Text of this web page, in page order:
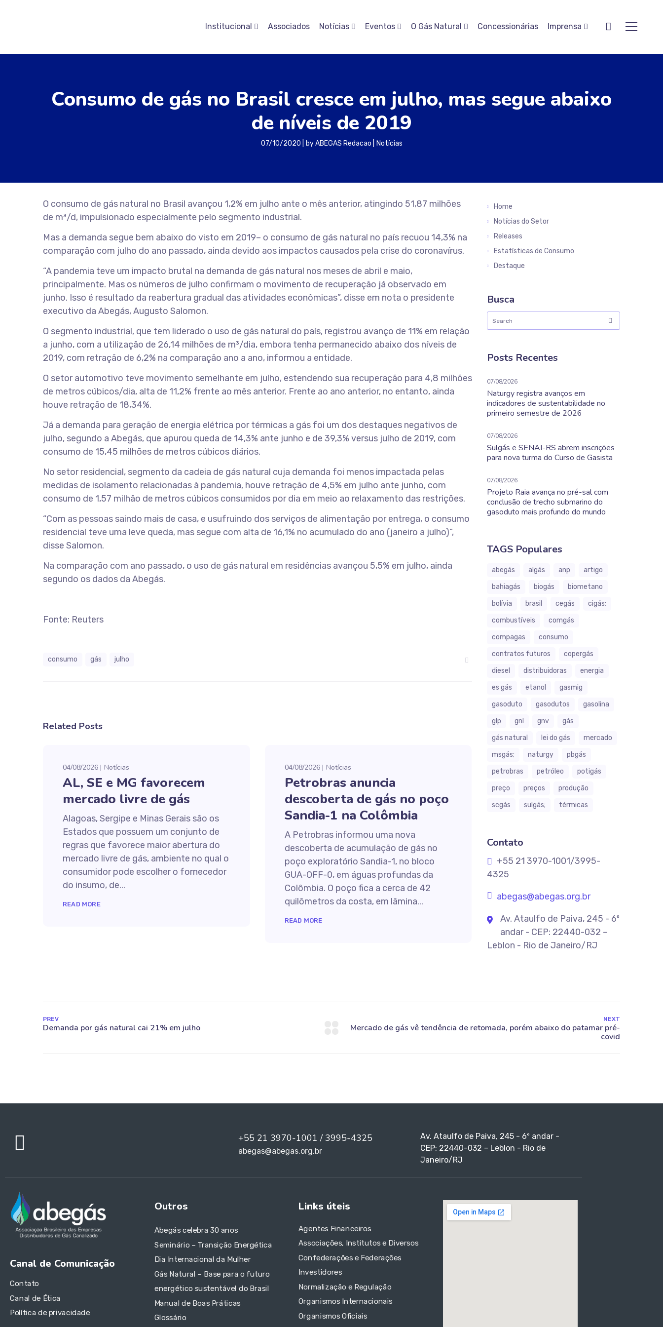
Institucional Associados Notícias Eventos O Gás Natural Concessionárias Imprensa
Consumo de gás no Brasil cresce em julho, mas segue abaixo
de níveis de 2019
07/10/2020 byABEGAS Redacao Notícias
O consumo de gás natural no Brasil avançou 1,2% em julho ante o mês anterior, atingindo 51,87 milhões
de m³/d, impulsionado especialmente pelo segmento industrial.
Mas a demanda segue bem abaixo do visto em 2019– o consumo de gás natural no país recuou 14,3% na
comparação com julho do ano passado, ainda devido aos impactos causados pela crise do coronavírus.
“A pandemia teve um impacto brutal na demanda de gás natural nos meses de abril e maio,
principalmente. Mas os números de julho confirmam o movimento de recuperação já observado em
junho. Isso é resultado da reabertura gradual das atividades econômicas”, disse em nota o presidente
executivo da Abegás, Augusto Salomon.
O segmento industrial, que tem liderado o uso de gás natural do país, registrou avanço de 11% em relação
a junho, com a utilização de 26,14 milhões de m³/dia, embora tenha permanecido abaixo dos níveis de
2019, com retração de 6,2% na comparação ano a ano, informou a entidade.
O setor automotivo teve movimento semelhante em julho, estendendo sua recuperação para 4,8 milhões
de metros cúbicos/dia, alta de 11,2% frente ao mês anterior. Frente ao ano anterior, no entanto, ainda
houve retração de 18,34%.
Já a demanda para geração de energia elétrica por térmicas a gás foi um dos destaques negativos de
julho, segundo a Abegás, que apurou queda de 14,3% ante junho e de 39,3% versus julho de 2019, com
consumo de 15,45 milhões de metros cúbicos diários.
No setor residencial, segmento da cadeia de gás natural cuja demanda foi menos impactada pelas
medidas de isolamento relacionadas à pandemia, houve retração de 4,5% em julho ante junho, com
consumo de 1,57 milhão de metros cúbicos consumidos por dia em meio ao relaxamento das restrições.
“Com as pessoas saindo mais de casa, e usufruindo dos serviços de alimentação por entrega, o consumo
residencial teve uma leve queda, mas segue com alta de 16,1% no acumulado do ano (janeiro a julho)”,
disse Salomon.
Na comparação com ano passado, o uso de gás natural em residências avançou 5,5% em julho, ainda
segundo os dados da Abegás.
Fonte: Reuters
consumo gás julho
Related Posts
04/08/2026 Notícias
AL, SE e MG favorecem
mercado livre de gás
Alagoas, Sergipe e Minas Gerais são os
Estados que possuem um conjunto de
regras que favorece maior abertura do
mercado livre de gás, ambiente no qual o
consumidor pode escolher o fornecedor
do insumo, de...
READ MORE
04/08/2026 Notícias
Petrobras anuncia
descoberta de gás no poço
Sandia-1 na Colômbia
A Petrobras informou uma nova
descoberta de acumulação de gás no
poço exploratório Sandia-1, no bloco
GUA-OFF-0, em águas profundas da
Colômbia. O poço fica a cerca de 42
quilômetros da costa, em lâmina...
READ MORE
Home
Notícias do Setor
Releases
Estatísticas de Consumo
Destaque
Busca
Posts Recentes
07/08/2026
Naturgy registra avanços em
indicadores de sustentabilidade no
primeiro semestre de 2026
07/08/2026
Sulgás e SENAI-RS abrem inscrições
para nova turma do Curso de Gasista
07/08/2026
Projeto Raia avança no pré-sal com
conclusão de trecho submarino do
gasoduto mais profundo do mundo
TAGS Populares
abegás algás anp
artigo
bahiagás
biogás
biometano
bolívia
brasil cegás
cigás;
combustíveis
comgás
compagas
consumo
contratos futuros
copergás
diesel
distribuidoras
energia
es gás
etanol
gasmig
gasoduto
gasodutos
gasolina
glp
gnl gnv
gás
gás natural
lei do gás
mercado
msgás;
naturgy
pbgás
petrobras
petróleo
potigás
preço
preços
produção
scgás
sulgás; térmicas
Contato
+55 21 3970-1001/3995-
4325
abegas@abegas.org.br
Av. Ataulfo de Paiva, 245 - 6º
andar - CEP: 22440-032 –
Leblon - Rio de Janeiro/RJ
PREV NEXT
+55 21 3970-1001 / 3995-4325
abegas@abegas.org.br
Av. Ataulfo de Paiva, 245 - 6º andar -
CEP: 22440-032 – Leblon - Rio de
Janeiro/RJ
Canal de Comunicação
Contato
Canal de Ética
Política de privacidade
Outros
Abegás celebra 30 anos
Seminário – Transição Energética
Dia Internacional da Mulher
Gás Natural – Base para o futuro
energético sustentável do Brasil
Manual de Boas Práticas
Glossário
Links úteis
Agentes Financeiros
Associações, Institutos e Diversos
Confederações e Federações
Investidores
Normalização e Regulação
Organismos Internacionais
Organismos Oficiais